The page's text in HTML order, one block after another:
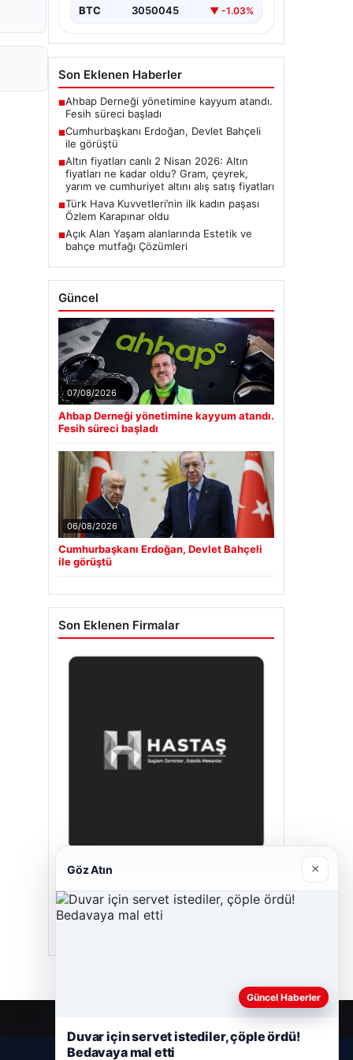
BTC 3050045 ▼ -1.03%
Son Eklenen Haberler
■Ahbap Derneği yönetimine kayyum atandı.
Fesih süreci başladı
■Cumhurbaşkanı Erdoğan, Devlet Bahçeli
ile görüştü
■Altın fiyatları canlı 2 Nisan 2026: Altın
fiyatları ne kadar oldu? Gram, çeyrek,
yarım ve cumhuriyet altını alış satış fiyatları
■Türk Hava Kuvvetleri’nin ilk kadın paşası
Özlem Karapınar oldu
■Açık Alan Yaşam alanlarında Estetik ve
bahçe mutfağı Çözümleri
Güncel
07/08/2026
Ahbap Derneği yönetimine kayyum atandı.
Fesih süreci başladı
06/08/2026
Cumhurbaşkanı Erdoğan, Devlet Bahçeli
ile görüştü
Son Eklenen Firmalar
Hastaş Beton
26/05/2026
Göz Atın ×
Güncel Haberler
Duvar için servet istediler, çöple ördü!
Bedavaya mal etti